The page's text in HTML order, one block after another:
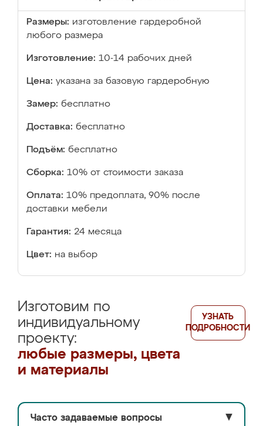
Размеры: изготовление гардеробной
любого размера
Изготовление: 10-14 рабочих дней
Цена: указана за базовую гардеробную
Замер: бесплатно
Доставка: бесплатно
Подъём: бесплатно
Сборка: 10% от стоимости заказа
Оплата: 10% предоплата, 90% после
доставки мебели
Гарантия: 24 месяца
Цвет: на выбор
Изготовим по
индивидуальному
проекту:
любые размеры, цвета
и материалы
УЗНАТЬ
ПОДРОБНОСТИ
Часто задаваемые вопросы ▼